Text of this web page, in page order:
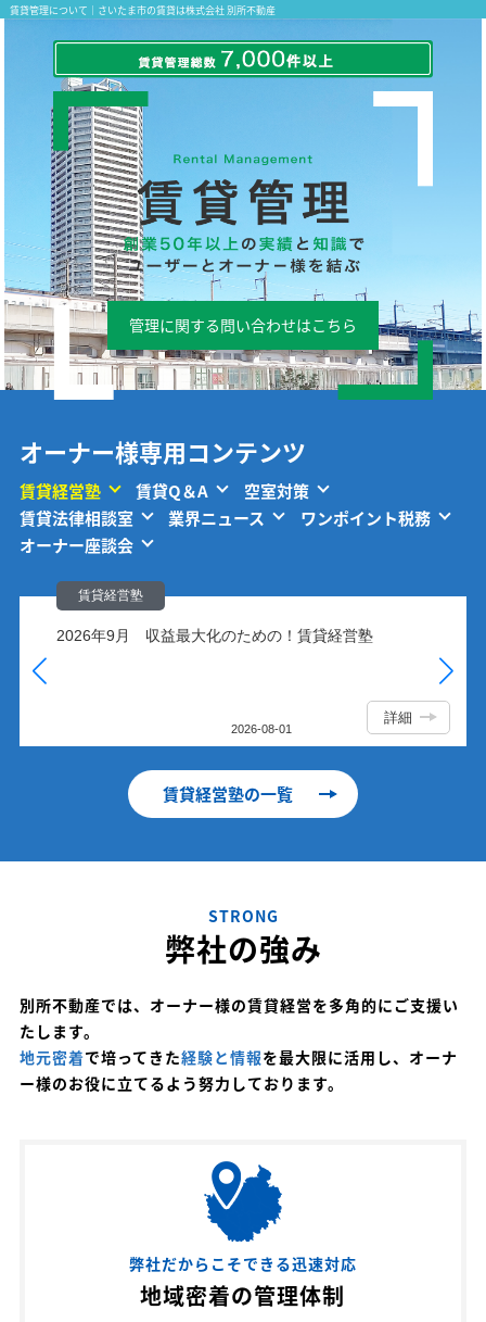
賃貸管理について｜さいたま市の賃貸は株式会社 別所不動産
管理に関する問い合わせはこちら
オーナー様専用コンテンツ
賃貸経営塾 賃貸Q＆A
空室対策
賃貸法律相談室
業界ニュース
ワンポイント税務
オーナー座談会
賃貸経営塾の一覧
STRONG
弊社の強み
別所不動産では、オーナー様の賃貸経営を多角的にご支援い
たします。
地元密着で培ってきた経験と情報を最大限に活用し、オーナ
ー様のお役に立てるよう努力しております。
弊社だからこそできる迅速対応
地域密着の管理体制